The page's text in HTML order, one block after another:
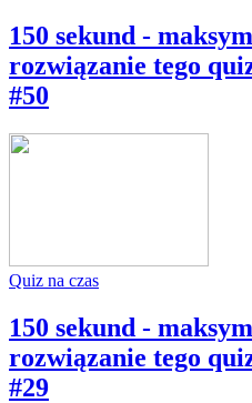
150 sekund -
rozwiązanie tego
#50
Quiz na czas
150 sekund -
rozwiązanie tego
#29